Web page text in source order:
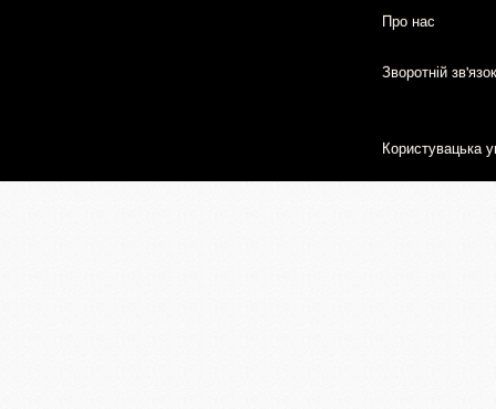
Про нас
Зворотній зв'язок
Користувацька